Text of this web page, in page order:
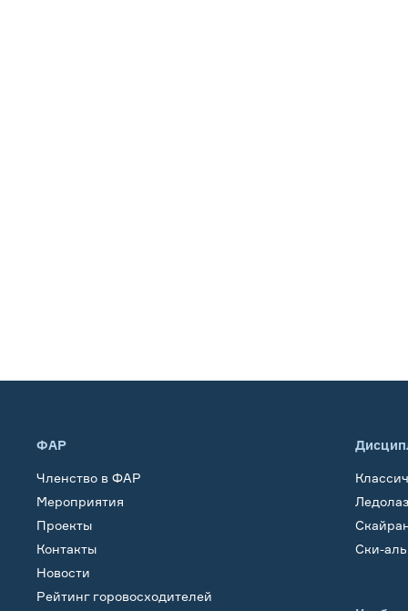
ФАР
Членство в ФАР
Мероприятия
Проекты
Контакты
Новости
Рейтинг горовосходителей
Ски-